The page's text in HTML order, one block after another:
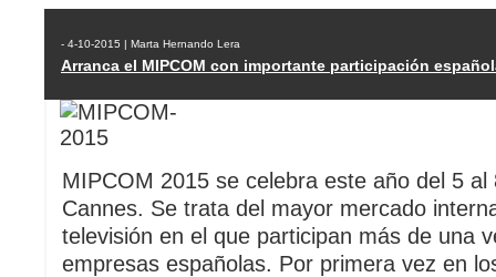
- 4-10-2015 | Marta Hernando Lera
Arranca el MIPCOM con importante participación
MIPCOM 2015 se celebra este año del 5 al
Cannes. Se trata del mayor mercado
televisión en el que participan más de una
empresas españolas. Por primera vez en